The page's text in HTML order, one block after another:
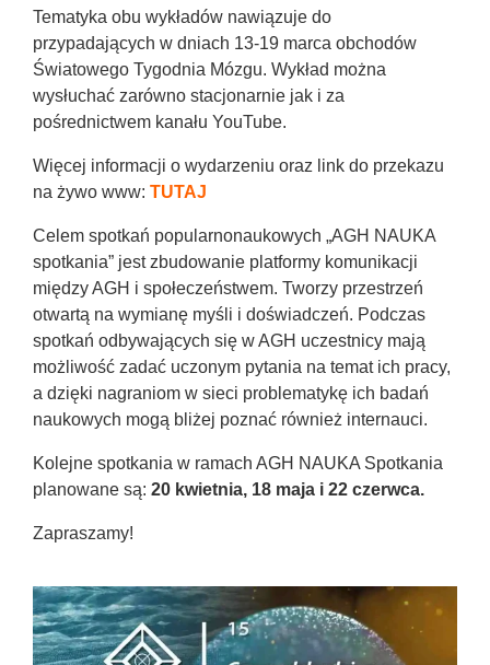
Tematyka obu wykładów nawiązuje do
przypadających w dniach 13-19 marca obchodów
Światowego Tygodnia Mózgu. Wykład można
wysłuchać zarówno stacjonarnie jak i za
pośrednictwem kanału YouTube.
Więcej informacji o wydarzeniu oraz link do przekazu
na żywo www: TUTAJ
Celem spotkań popularnonaukowych „AGH NAUKA
spotkania” jest zbudowanie platformy komunikacji
między AGH i społeczeństwem. Tworzy przestrzeń
otwartą na wymianę myśli i doświadczeń. Podczas
spotkań odbywających się w AGH uczestnicy mają
możliwość zadać uczonym pytania na temat ich pracy,
a dzięki nagraniom w sieci problematykę ich badań
naukowych mogą bliżej poznać również internauci.
Kolejne spotkania w ramach AGH NAUKA Spotkania
planowane są: 20 kwietnia, 18 maja i 22 czerwca.
Zapraszamy!